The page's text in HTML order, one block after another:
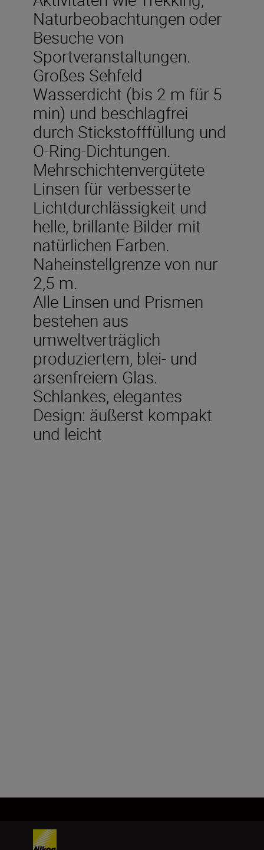
Naturbeobachtungen oder
Besuche von
Sportveranstaltungen.
Großes Sehfeld
Wasserdicht (bis 2 m für 5
min) und beschlagfrei
durch Stickstofffüllung und
O-Ring-Dichtungen.
Mehrschichtenvergütete
Linsen für verbesserte
Lichtdurchlässigkeit und
helle, brillante Bilder mit
natürlichen Farben.
Naheinstellgrenze von nur
2,5 m.
Alle Linsen und Prismen
bestehen aus
umweltverträglich
produziertem, blei- und
arsenfreiem Glas.
Schlankes, elegantes
Design: äußerst kompakt
und leicht